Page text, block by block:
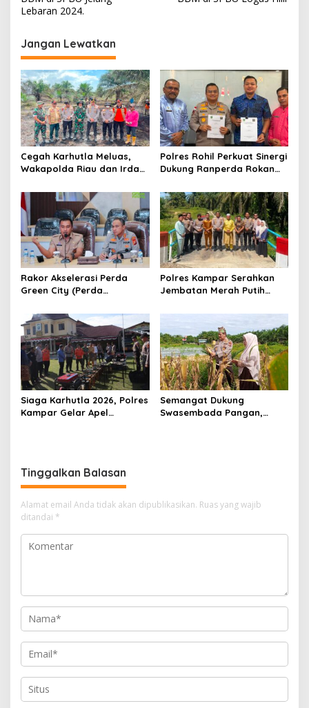
g
a
s
i
p
o
s
Lebaran 2024.
Jangan Lewatkan
Cegah Karhutla Meluas,
Wakapolda Riau dan Irdam
Padamkan Api di Pasir
Limau Kapas
Polres Rohil Perkuat Sinergi
Dukung Ranperda Rokan
Berkelanjutan
Rakor Akselerasi Perda
Green City (Perda
Pekanbaru Bersama Dinas
Lingkungan Hidup Kota
Pekanbaru dan Tim Pakar
Polres Kampar Serahkan
Jembatan Merah Putih
Warga Pulau Jambu Kuok
Siaga Karhutla 2026, Polres
Kampar Gelar Apel
Semangat Dukung
Swasembada Pangan,
Tinggalkan Balasan
Alamat email Anda tidak akan dipublikasikan. Ruas yang wajib
ditandai *